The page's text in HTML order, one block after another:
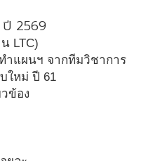
LTC)
ำแผนฯ จากทีมวิชาการ
ใหม่ ปี 61
ข้อง
ปี 2569